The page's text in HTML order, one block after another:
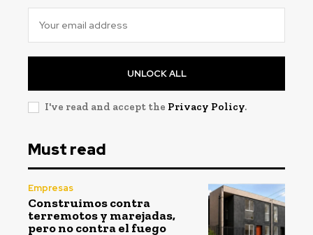
UNLOCK ALL
I've read and accept the Privacy Policy.
Must read
Empresas
Construimos contra
terremotos y marejadas,
pero no contra el fuego